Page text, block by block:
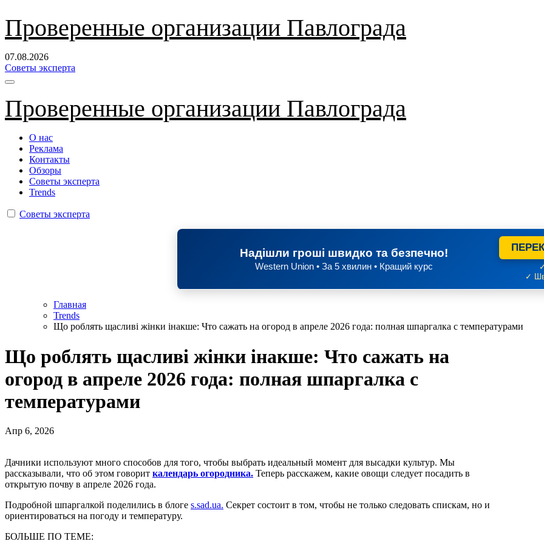
Перейти
содержанию
Проверенные организации Павлограда
07.08.2026
Советы эксперта
Проверенные организации Павлограда
О нас
Реклама
Контакты
Обзоры
Советы эксперта
Trends
Советы эксперта
Надішли гроші швидко та безпечно!
Western Union • За 5 хвилин • Кращий курс
✓
Главная
Trends
Що роблять щасливі жінки інакше: Что сажать на огород в апреле 2026 года: полная шпаргалка с температурами
Що роблять щасливі жінки інакше: Что сажать на
огород в апреле 2026 года: полная шпаргалка с
температурами
Апр 6, 2026
Дачники используют много способов для того, чтобы выбрать идеальный момент для высадки культур. Мы
рассказывали, что об этом говорит календарь огородника. Теперь расскажем, какие овощи следует посадить в
открытую почву в апреле 2026 года.
Подробной шпаргалкой поделились в блоге s.sad.ua. Секрет состоит в том, чтобы не только следовать спискам, но и
ориентироваться на погоду и температуру.
БОЛЬШЕ ПО ТЕМЕ: